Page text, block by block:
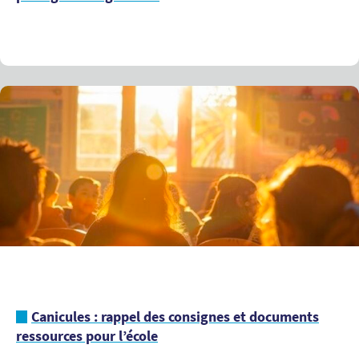
Canicules : rappel des consignes et documents
ressources pour l’école